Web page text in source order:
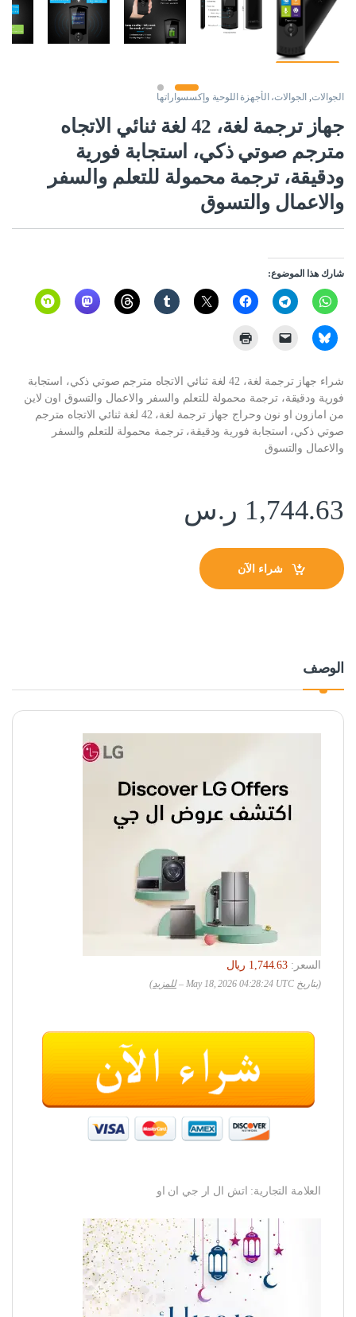
الجوالات, الجوالات، الأجهزة اللوحية وإكسسواراتها
جهاز ترجمة لغة، 42 لغة ثنائي الاتجاه
مترجم صوتي ذكي، استجابة فورية
ودقيقة، ترجمة محمولة للتعلم والسفر
والاعمال والتسوق
شارك هذا الموضوع:
شراء جهاز ترجمة لغة، 42 لغة ثنائي الاتجاه مترجم صوتي ذكي، استجابة
فورية ودقيقة، ترجمة محمولة للتعلم والسفر والاعمال والتسوق اون لاين
من امازون او نون وحراج جهاز ترجمة لغة، 42 لغة ثنائي الاتجاه مترجم
صوتي ذكي، استجابة فورية ودقيقة، ترجمة محمولة للتعلم والسفر
والاعمال والتسوق
1,744.63 ر.س
شراء الآن
الوصف
السعر:
‏1,744.63 ريال
(بتاريخ May 18, 2026 04:28:24 UTC – للمزيد)
العلامة التجارية: اتش ال ار جي ان او